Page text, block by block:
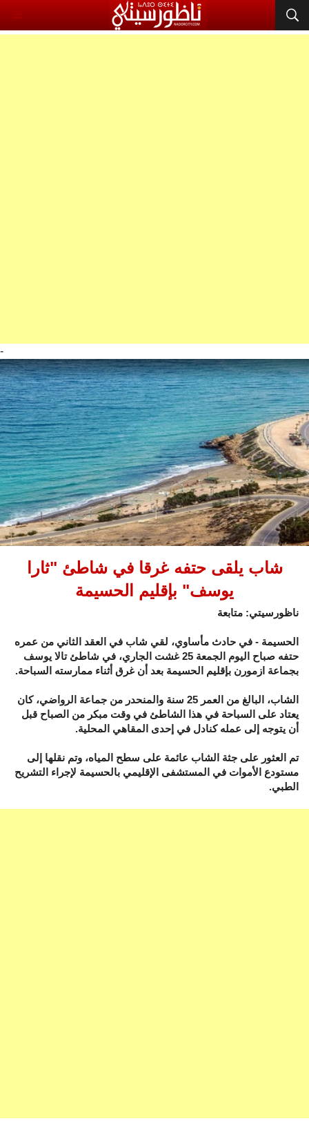
-
شاب يلقى حتفه غرقا في شاطئ "ثارا
يوسف" بإقليم الحسيمة
ناظورسيتي: متابعة
الحسيمة - في حادث مأساوي، لقي شاب في العقد الثاني من عمره
حتفه صباح اليوم الجمعة 25 غشت الجاري، في شاطئ تالا يوسف
بجماعة ازمورن بإقليم الحسيمة بعد أن غرق أثناء ممارسته السباحة.
الشاب، البالغ من العمر 25 سنة والمنحدر من جماعة الرواضي، كان
يعتاد على السباحة في هذا الشاطئ في وقت مبكر من الصباح قبل
أن يتوجه إلى عمله كنادل في إحدى المقاهي المحلية.
تم العثور على جثة الشاب عائمة على سطح المياه، وتم نقلها إلى
مستودع الأموات في المستشفى الإقليمي بالحسيمة لإجراء التشريح
الطبي.